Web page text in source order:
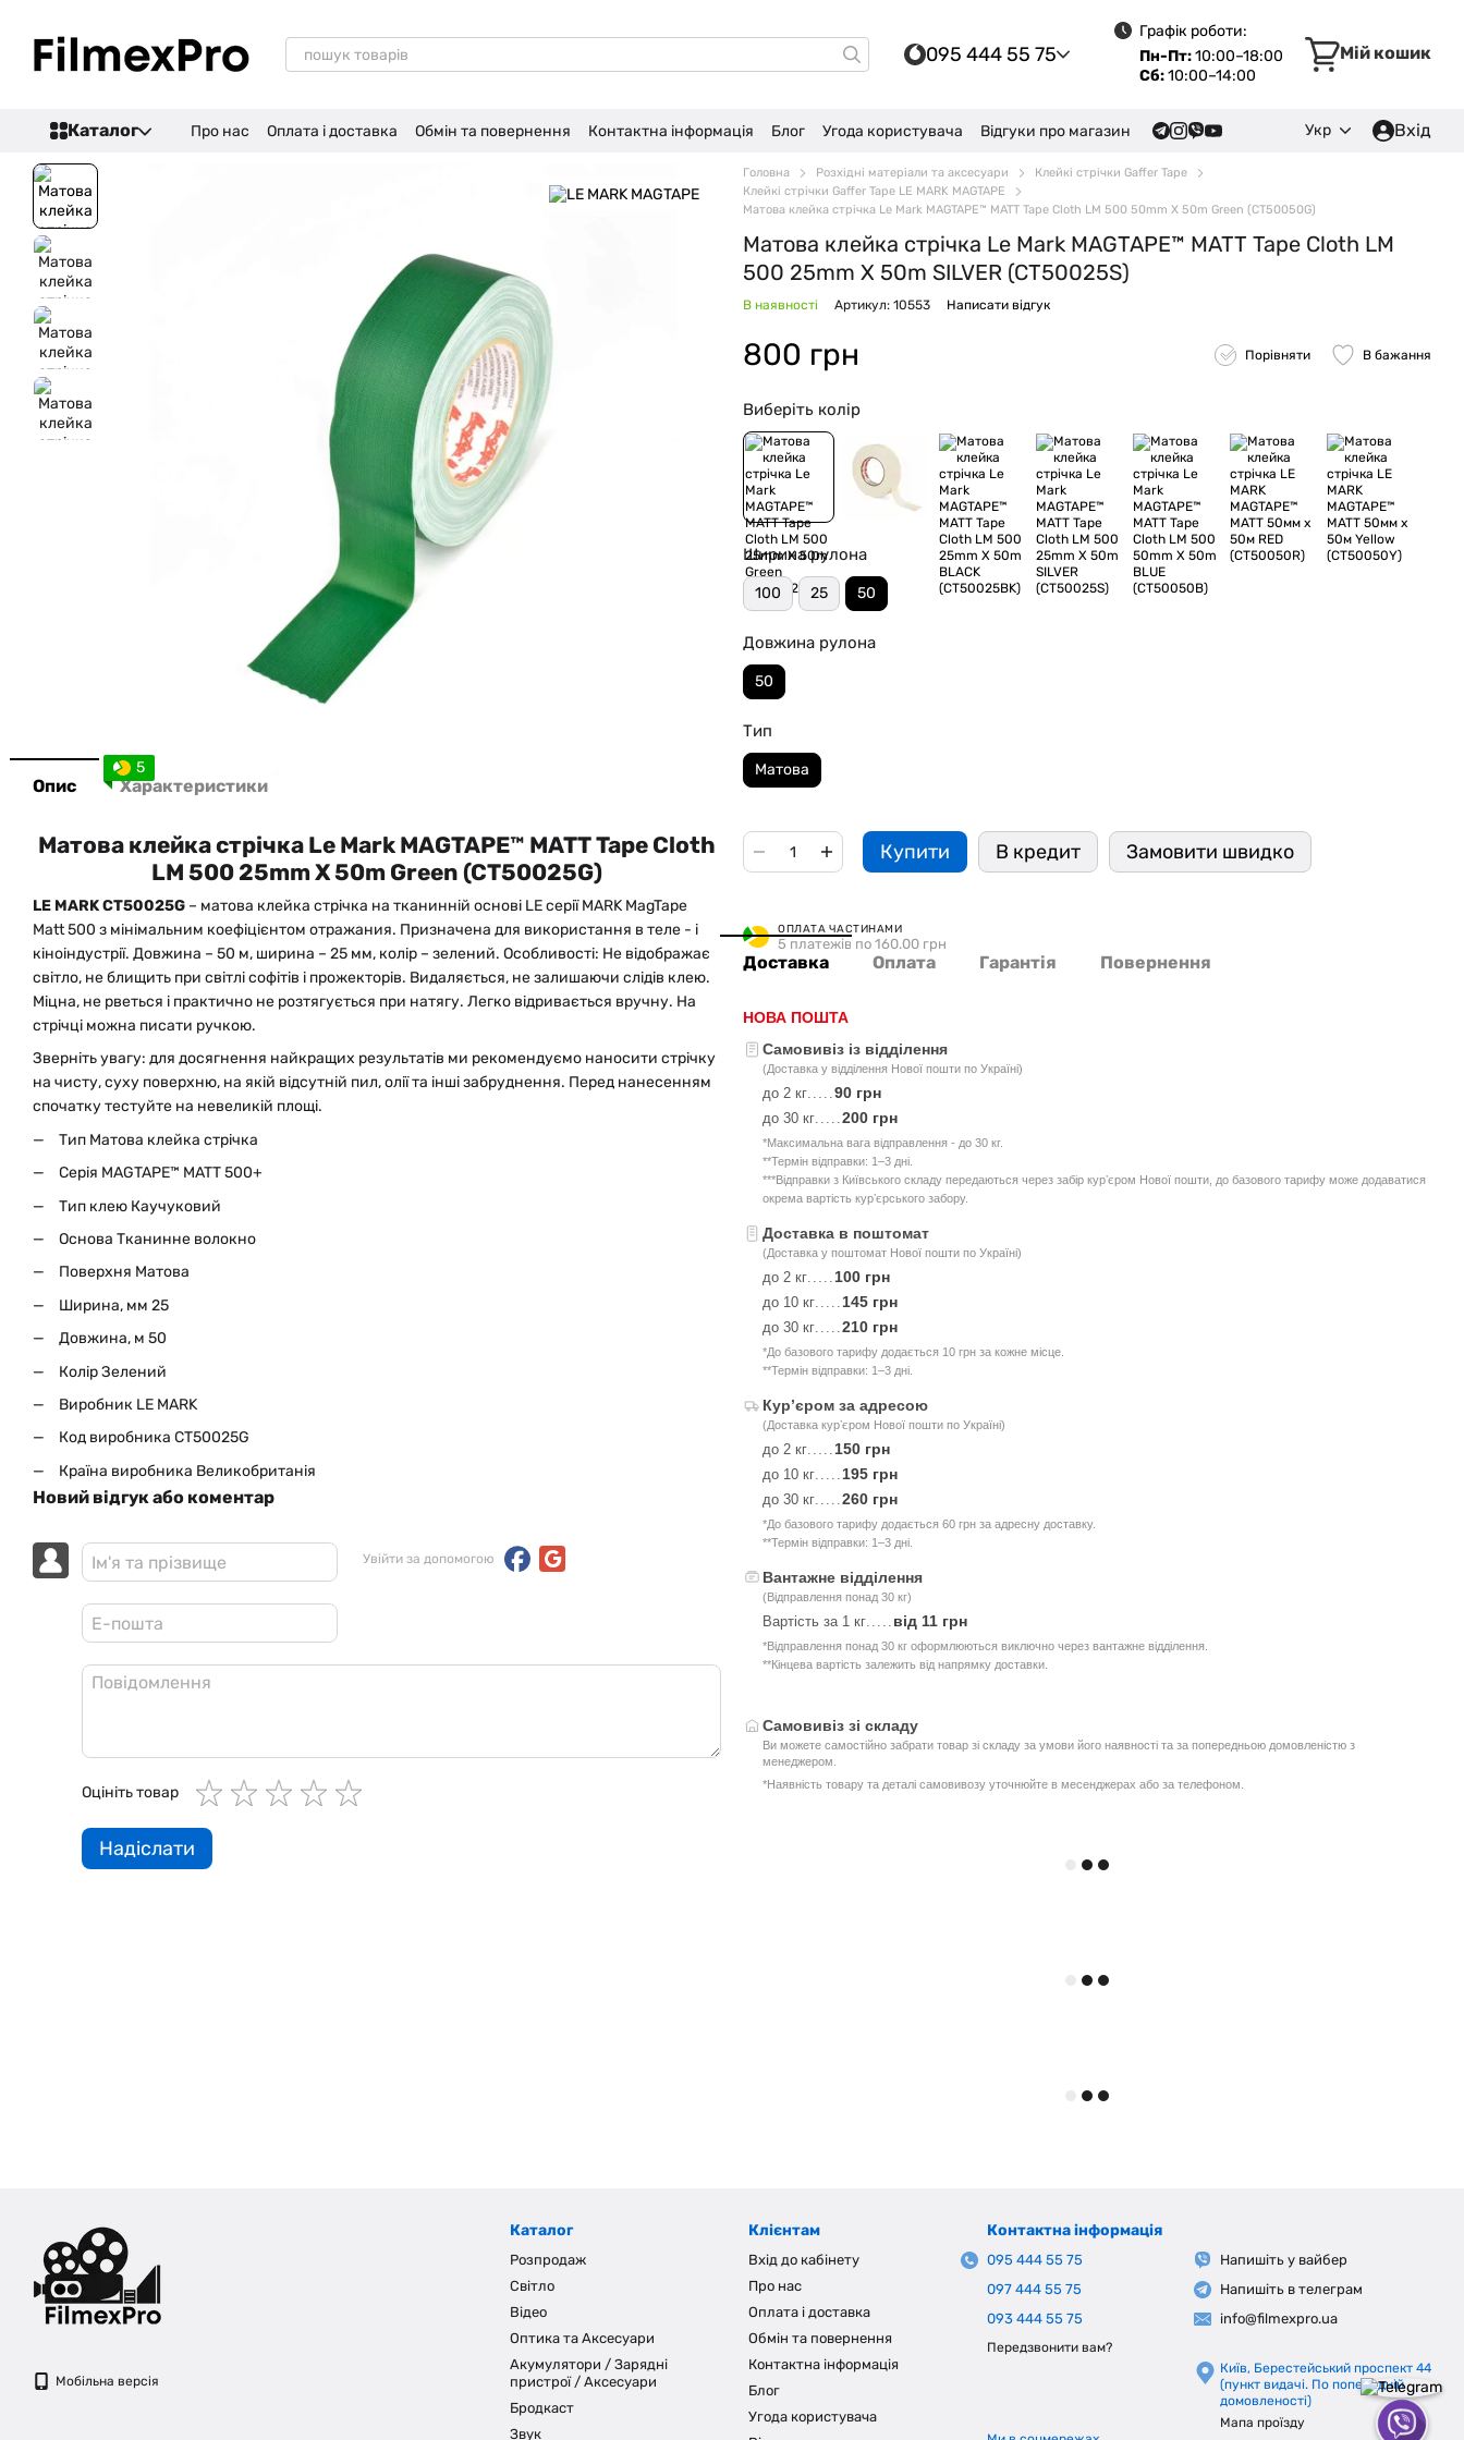
095 444 55 75
Графік роботи:
Пн-Пт:10:00–18:00
Сб:10:00–14:00
Мій кошик
Каталог Про нас Оплата і доставка Обмін та повернення Контактна інформація Блог Угода користувача Відгуки про магазин Укр Вхід
5
Опис Характеристики
Матова клейка стрічка Le Mark MAGTAPE™ MATT Tape Cloth
LM 500 25mm X 50m Green (CT50025G)
LE MARK CT50025G – матова клейка стрічка на тканинній основі LE серії MARK MagTape
Matt 500 з мінімальним коефіцієнтом отражания. Призначена для використання в теле - і
кіноіндустрії. Довжина – 50 м, ширина – 25 мм, колір – зелений. Особливості: Не відображає
світло, не блищить при світлі софітів і прожекторів. Видаляється, не залишаючи слідів клею.
Міцна, не рветься і практично не розтягується при натягу. Легко відривається вручну. На
стрічці можна писати ручкою.
Зверніть увагу: для досягнення найкращих результатів ми рекомендуємо наносити стрічку
на чисту, суху поверхню, на якій відсутній пил, олії та інші забруднення. Перед нанесенням
спочатку тестуйте на невеликій площі.
Тип Матова клейка стрічка
Серія MAGTAPE™ MATT 500+
Тип клею Каучуковий
Основа Тканинне волокно
Поверхня Матова
Ширина, мм 25
Довжина, м 50
Колір Зелений
Виробник LE MARK
Код виробника CT50025G
Країна виробника Великобританія
Новий відгук або коментар
Увійти за допомогою
Оцініть товар
Надіслати
Головна Розхідні матеріали та аксесуари
Клейкі стрічки Gaffer Tape
Клейкі стрічки Gaffer Tape LE MARK MAGTAPE
Матова клейка стрічка Le Mark MAGTAPE™ MATT Tape Cloth LM 500 50mm X 50m Green (CT50050G)
Матова клейка стрічка Le Mark MAGTAPE™ MATT Tape Cloth LM
500 25mm X 50m SILVER (CT50025S)
В наявності Артикул: 10553 Написати відгук
800 грн Порівняти В бажання
Виберіть колір
Ширина рулона
100 25 50
Довжина рулона
50
Тип
Матова
Купити В кредит Замовити швидко
ОПЛАТА ЧАСТИНАМИ
5 платежів по 160.00 грн
Доставка Оплата Гарантія Повернення
НОВА ПОШТА
Самовивіз із відділення
(Доставка у відділення Нової пошти по Україні)
до 2 кг.....90 грн
до 30 кг.....200 грн
*Максимальна вага відправлення - до 30 кг.
**Термін відправки: 1–3 дні.
***Відправки з Київського складу передаються через забір курʼєром Нової пошти, до базового тарифу може додаватися
окрема вартість курʼєрського забору.
Доставка в поштомат
(Доставка у поштомат Нової пошти по Україні)
до 2 кг..... 100 грн
до 10 кг..... 145 грн
до 30 кг.....210 грн
*До базового тарифу додається 10 грн за кожне місце.
**Термін відправки: 1–3 дні.
Курʼєром за адресою
(Доставка курʼєром Нової пошти по Україні)
до 2 кг..... 150 грн
до 10 кг..... 195 грн
до 30 кг.....260 грн
*До базового тарифу додається 60 грн за адресну доставку.
**Термін відправки: 1–3 дні.
Вантажне відділення
(Відправлення понад 30 кг)
Вартість за 1 кг..... від 11 грн
*Відправлення понад 30 кг оформлюються виключно через вантажне відділення.
**Кінцева вартість залежить від напрямку доставки.
Самовивіз зі складу
Ви можете самостійно забрати товар зі складу за умови його наявності та за попередньою домовленістю з
менеджером.
*Наявність товару та деталі самовивозу уточнюйте в месенджерах або за телефоном.
Мобільна версія
Каталог
Розпродаж
Світло
Відео
Оптика та Аксесуари
Акумулятори / Зарядні
пристрої / Аксесуари
Бродкаст
Звук
Клієнтам
Вхід до кабінету
Про нас
Оплата і доставка
Обмін та повернення
Контактна інформація
Блог
Угода користувача
Контактна інформація
095 444 55 75
097 444 55 75
093 444 55 75
Передзвонити вам?
Напишіть у вайбер
Напишіть в телеграм
info@filmexpro.ua
Київ, Берестейський проспект 44
(пункт видачі. По попередній
домовленості)
Мапа проїзду